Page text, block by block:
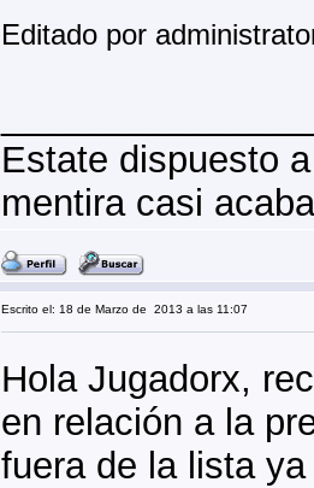
Editado por
Estate dispuesto
mentira casi
Escrito el: 18 de Marzo de 2013 a las 11:07
Hola Jugadorx,
en relación a la
fuera de la lista